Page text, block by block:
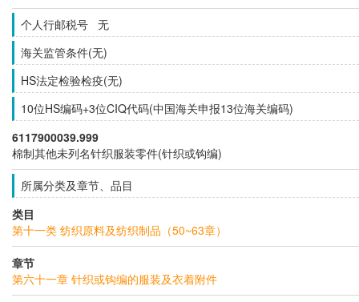
个人行邮税号 无
海关监管条件(无)
HS法定检验检疫(无)
10位HS编码+3位CIQ代码(中国海关申报13位海关编码)
6117900039.999
棉制其他未列名针织服装零件(针织或钩编)
所属分类及章节、品目
类目
第十一类 纺织原料及纺织制品（50~63章）
章节
第六十一章 针织或钩编的服装及衣着附件